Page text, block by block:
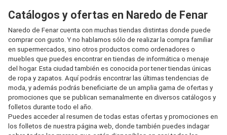
Catálogos y ofertas en Naredo de Fenar
Naredo de Fenar cuenta con muchas tiendas distintas donde puede
comprar con gusto. Y no hablamos sólo de realizar la compra familiar
en supermercados, sino otros productos como ordenadores o
muebles que puedes encontrar en tiendas de informática o menaje
del hogar. Esta ciudad también es conocida por tener tiendas únicas
de ropa y zapatos. Aquí podrás encontrar las últimas tendencias de
moda, y además podrás beneficiarte de un amplia gama de ofertas y
promociones que se publican semanalmente en diversos catálogos y
folletos durante todo el año.
Puedes acceder al resumen de todas estas ofertas y promociones en
los folletos de nuestra página web, donde también puedes indagar